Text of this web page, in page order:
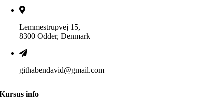
Lemmestrupvej 15,
8300 Odder, Denmark
githabendavid@gmail.com
Kursus info